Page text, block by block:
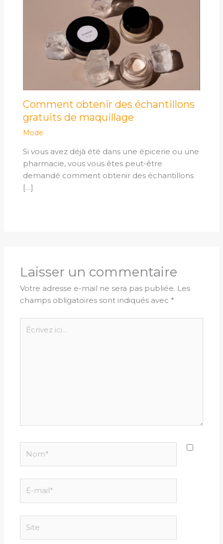
Comment obtenir des échantillons
gratuits de maquillage
Mode
Si vous avez déjà été dans une épicerie ou une
pharmacie, vous vous êtes peut-être
demandé comment obtenir des échantillons
[…]
Laisser un commentaire
Votre adresse e-mail ne sera pas publiée. Les
champs obligatoires sont indiqués avec *
ici…
mail*